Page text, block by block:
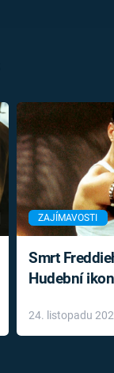
ZAJÍMAVOSTI
Smrt
Hudební
léky
24. listopadu